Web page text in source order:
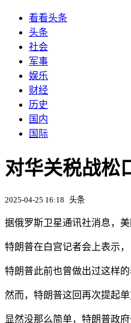
看看头条
头条
社会
军事
娱乐
财经
历史
国内
国际
对华关税战松
2025-04-25 16:18 头条
据俄罗斯卫星通讯社消息，
特朗普在白宫记者会上表示
特朗普此前也曾做出过这样
然而，特朗普这回再次提起
显然没那么简单，特朗普政